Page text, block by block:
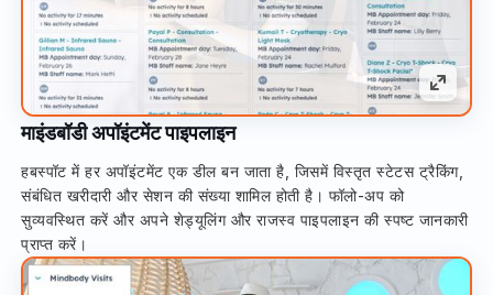
माइंडबॉडी अपॉइंटमेंट पाइपलाइन
हबस्पॉट में हर अपॉइंटमेंट एक डील बन जाता है, जिसमें विस्तृत स्टेटस ट्रैकिंग,
संबंधित खरीदारी और सेशन की संख्या शामिल होती है। फॉलो-अप को
सुव्यवस्थित करें और अपने शेड्यूलिंग और राजस्व पाइपलाइन की स्पष्ट जानकारी
प्राप्त करें।